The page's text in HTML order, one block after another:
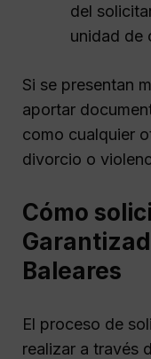
del
unidad de
Si se presentan
aportar
como cualquier
divorcio o
Cómo
Baleares
El proceso de
realizar a través